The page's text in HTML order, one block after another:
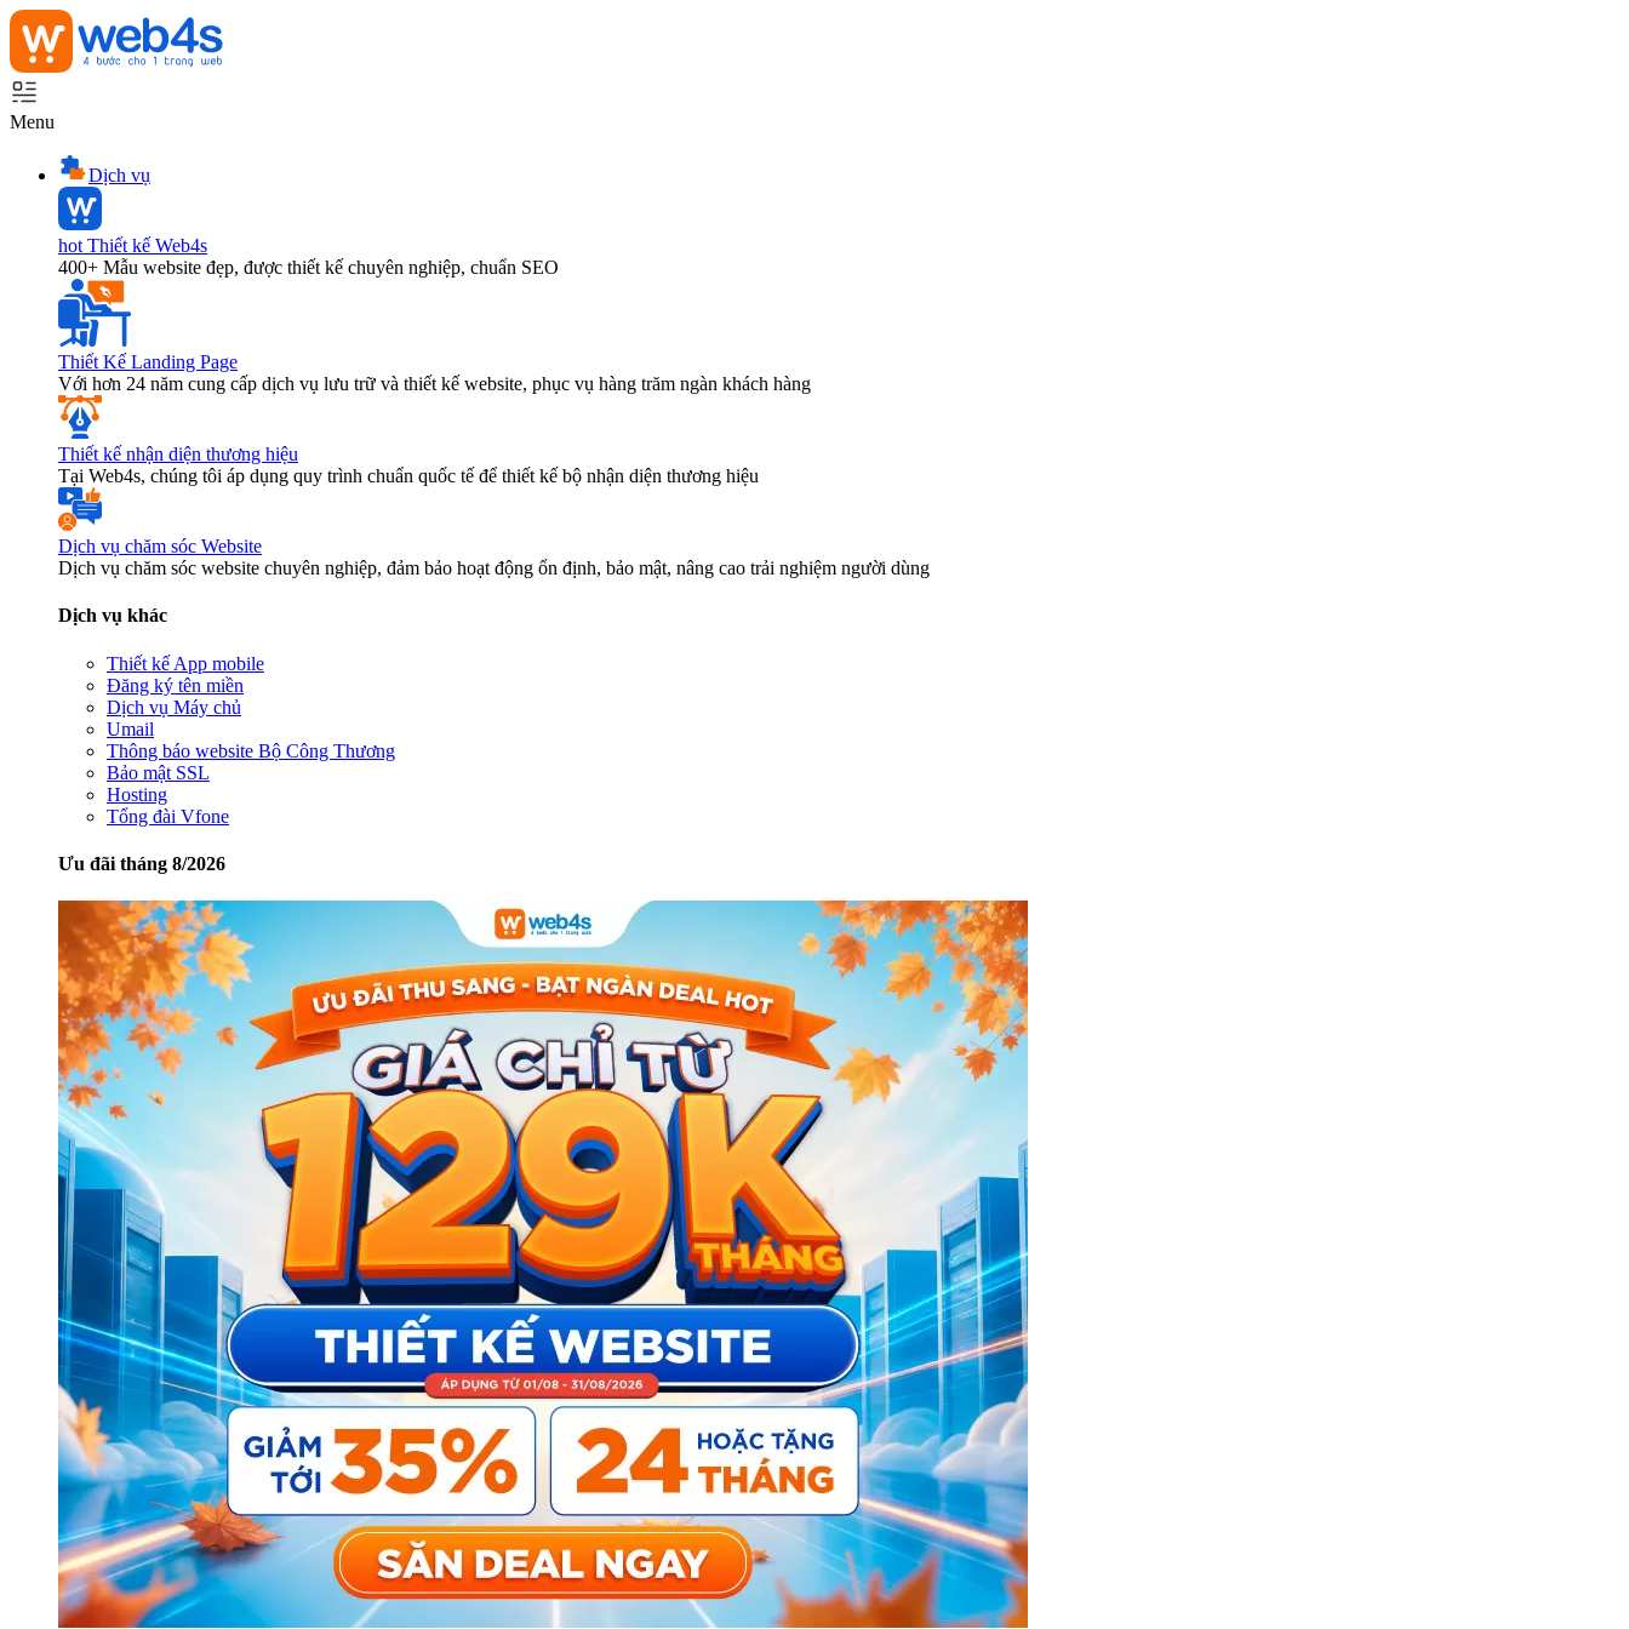
Menu
Dịch vụ
hot Thiết kế Web4s
400+ Mẫu website đẹp, được thiết kế chuyên nghiệp, chuẩn SEO
Thiết Kế Landing Page
Với hơn 24 năm cung cấp dịch vụ lưu trữ và thiết kế website, phục vụ hàng trăm ngàn khách hàng
Thiết kế nhận diện thương hiệu
Tại Web4s, chúng tôi áp dụng quy trình chuẩn quốc tế để thiết kế bộ nhận diện thương hiệu
Dịch vụ chăm sóc Website
Dịch vụ chăm sóc website chuyên nghiệp, đảm bảo hoạt động ổn định, bảo mật, nâng cao trải nghiệm người dùng
Dịch vụ khác
Thiết kế App mobile
Đăng ký tên miền
Dịch vụ Máy chủ
Umail
Thông báo website Bộ Công Thương
Bảo mật SSL
Hosting
Tổng đài Vfone
Ưu đãi tháng 8/2026